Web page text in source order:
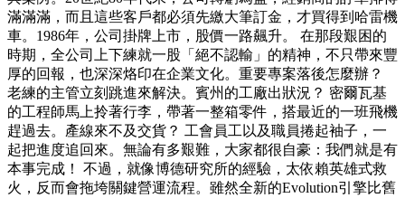
滿滿滿，而且這些客戶都必須先繳大筆訂金，才買得到哈雷機
車。1986年，公司掛牌上市，股價一路飆升。 在那段艱困的
時期，全公司上下練就一股「絕不認輸」的精神，不只帶來豐
厚的回報，也深深烙印在企業文化。重要專案落後怎麼辦？
老練的主管立刻跳進來解決。賓州的工廠出狀況？ 密爾瓦基
的工程師馬上拎著行李，帶著一整箱零件，搭最近的一班飛機
趕過去。產線來不及交貨？ 工會員工以及職員捲起袖子，一
起把進度追回來。無論有多艱難，大家都很自豪：我們就是有
本事完成！ 不過，就像博德研究所的經驗，太依賴英雄式救
火，反而會拖垮關鍵營運流程。雖然全新的Evolution引擎比舊